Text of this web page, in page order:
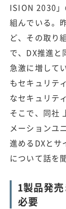
ISION 2030」
組んでいる。
ど、その取り
で、DX推進
急激に増して
もセキュリテ
なセキュリテ
そこで、同社
メーションユ
進めるDXとサ
について話を
1製品発
必要